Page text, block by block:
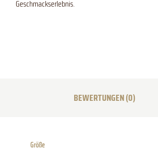
Geschmackserlebnis.
BEWERTUNGEN (0)
Größe